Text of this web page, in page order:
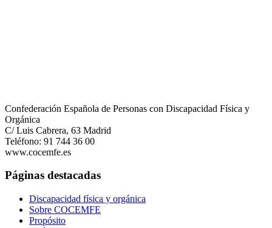
Confederación Española de Personas con Discapacidad Física y
Orgánica
C/ Luis Cabrera, 63 Madrid
Teléfono: 91 744 36 00
www.cocemfe.es
Páginas destacadas
Discapacidad física y orgánica
Sobre COCEMFE
Propósito